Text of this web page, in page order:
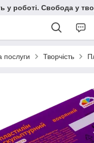
у роботі. Свобода у
послуги Творчість